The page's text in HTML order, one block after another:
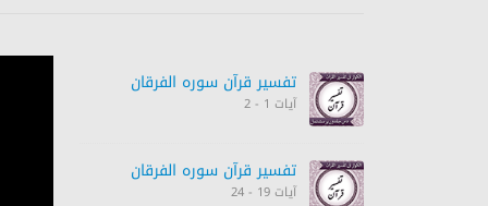
تفسیر قرآن سورہ ‎الفرقان
آیات 1 - 2
تفسیر قرآن سورہ ‎الفرقان
آیات 19 - 24